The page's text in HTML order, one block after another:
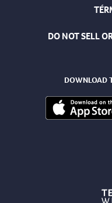
DO NOT SELL
DOWNLOAD